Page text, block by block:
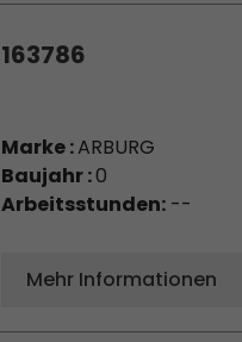
163786
Marke :ARBURG
Baujahr :0
Arbeitsstunden:--
Mehr Informationen